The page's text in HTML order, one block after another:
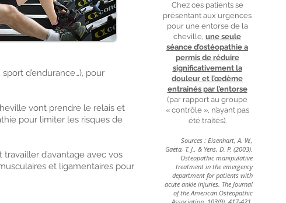
d’endurance…), pour
vont prendre le relais et
pour limiter les risques de
d’avantage avec vos
et ligamentaires pour
Chez ces patients se
présentant aux urgences
pour une entorse de la
cheville, une seule
séance d’ostéopathie a
permis de réduire
significativement la
douleur et l’œdème
entrainés par l’entorse
(par rapport au groupe
« contrôle », n’ayant pas
été traités).
Sources : Eisenhart, A. W.,
Gaeta, T. J., & Yens, D. P. (2003).
Osteopathic manipulative
treatment in the emergency
department for patients with
acute ankle injuries. The Journal
of the American Osteopathic